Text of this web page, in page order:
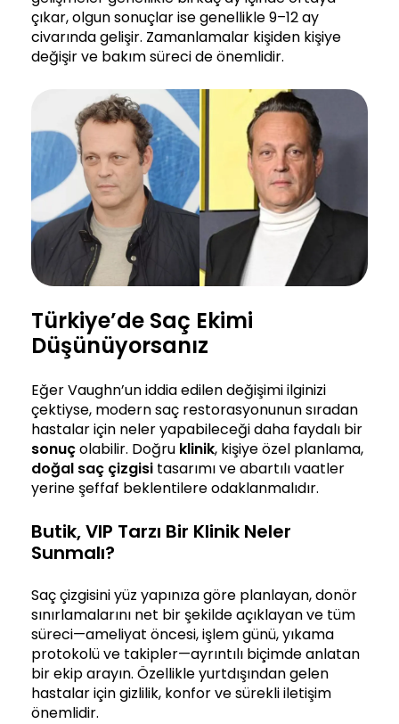
çıkar, olgun sonuçlar ise genellikle 9–12 ay
civarında gelişir. Zamanlamalar kişiden kişiye
değişir ve bakım süreci de önemlidir.
Türkiye’de Saç Ekimi
Düşünüyorsanız
Eğer Vaughn’un iddia edilen değişimi ilginizi
çektiyse, modern saç restorasyonunun sıradan
hastalar için neler yapabileceği daha faydalı bir
sonuçolabilir. Doğru klinik, kişiye özel planlama,
doğal saç çizgisi tasarımı ve abartılı vaatler
yerine şeffaf beklentilere odaklanmalıdır.
Butik, VIP Tarzı Bir Klinik Neler
Sunmalı?
Saç çizgisini yüz yapınıza göre planlayan, donör
sınırlamalarını net bir şekilde açıklayan ve tüm
süreci—ameliyat öncesi, işlem günü, yıkama
protokolü ve takipler—ayrıntılı biçimde anlatan
bir ekip arayın. Özellikle yurtdışından gelen
hastalar için gizlilik, konfor ve sürekli iletişim
önemlidir.